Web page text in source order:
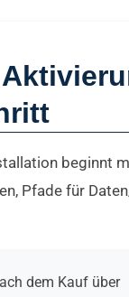
beginnt
Pfade für
dem Kauf über